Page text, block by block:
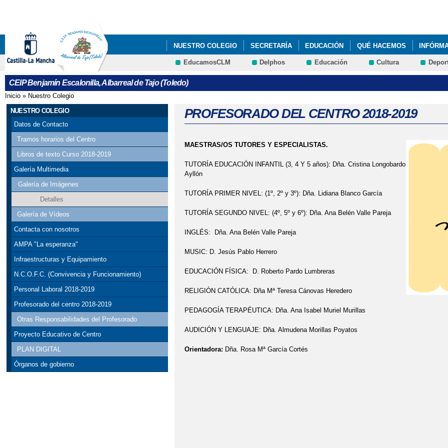
NUESTRO COLEGIO SECRETARÍA EDUCACIÓN QUÉ HACEMOS
EducamosCLM Delphos Educación Cultura
CEIP Benjamín Escalonilla, Albarreal de Tajo (Toledo)
Se encuentra usted aquí
Inicio » Nuestro Colegio
NUESTRO COLEGIO
Datos de Contacto
Tramos horarios del Centro
Libros de texto Curso 2018-2019
Galería Multimedia
Galería de Imágenes
Detalles
Galería de Vídeos
Contacta con nosotros
AMPA "La esperanza"
Infraestructuras y Equipamiento
N.C.O.F.C. (Convivencia y Funcionamiento)
Personal Laboral 2018-2019
Profesorado del centro 2018-2019
Otras Responsabilidades del Profesorado
Proyecto Educativo de Centro
PLAN DIGITAL
Órganos de gobierno
PROFESORADO DEL CENTRO 2018-2019
MAESTRAS/OS TUTORES Y ESPECIALISTAS.
TUTORÍA EDUCACIÓN INFANTIL (3, 4 Y 5 años): Dña. Cristina Longobardo
Ayllón
TUTORÍA PRIMER NIVEL: (1º, 2º y 3º): Dña. Lidiana Blanco García
TUTORÍA SEGUNDO NIVEL: (4º, 5º y 6º): Dña. Ana Belén Valle Pareja
INGLÉS: Dña. Ana Belén Valle Pareja
MUSIC: D. Jesús Pablo Herrero
EDUCACIÓN FÍSICA: D. Roberto Pardo Lumbreras
RELIGIÓN CATÓLICA: Dña Mª Teresa Cánovas Heredero
PEDAGOGÍA TERAPÉUTICA: Dña. Ana Isabel Muriel Murillas
AUDICIÓN Y LENGUAJE: Dña. Almudena Morillas Poyatos
Orientadora: Dña. Rosa Mª García Cortés